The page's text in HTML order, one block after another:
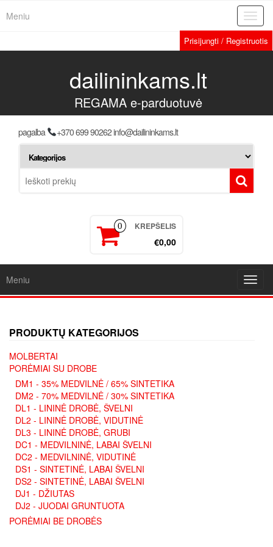
Meniu
Prisijungti / Registruotis
dailininkams.lt
REGAMA e-parduotuvė
pagalba +370 699 90262 info@dailininkams.lt
0 KREPŠELIS
€0,00
Meniu
PRODUKTŲ KATEGORIJOS
MOLBERTAI
PORĖMIAI SU DROBE
DM1 - 35% MEDVILNĖ / 65% SINTETIKA
DM2 - 70% MEDVILNĖ / 30% SINTETIKA
DL1 - LININĖ DROBĖ, ŠVELNI
DL2 - LININĖ DROBĖ, VIDUTINĖ
DL3 - LININĖ DROBĖ, GRUBI
DC1 - MEDVILNINĖ, LABAI ŠVELNI
DC2 - MEDVILNINĖ, VIDUTINĖ
DS1 - SINTETINĖ, LABAI ŠVELNI
DS2 - SINTETINĖ, LABAI ŠVELNI
DJ1 - DŽIUTAS
DJ2 - JUODAI GRUNTUOTA
PORĖMIAI BE DROBĖS